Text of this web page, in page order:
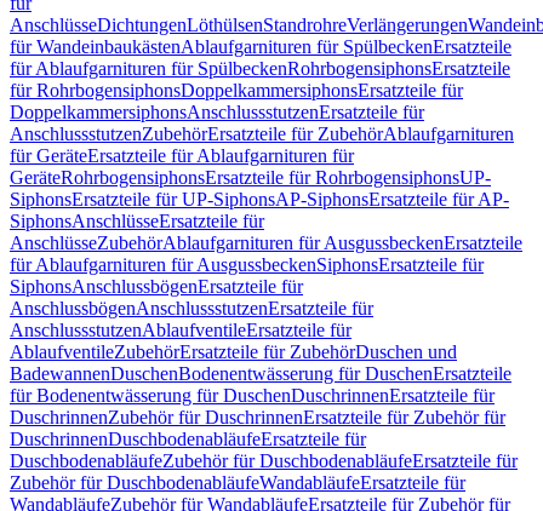
AnschlüsseDichtungenLöthülsenStandrohreVerlängerungen
für WandeinbaukästenAblaufgarnituren für SpülbeckenErsatzteile
für Ablaufgarnituren für SpülbeckenRohrbogensiphonsErsatzteile
für RohrbogensiphonsDoppelkammersiphonsErsatzteile für
DoppelkammersiphonsAnschlussstutzenErsatzteile für
AnschlussstutzenZubehörErsatzteile für ZubehörAblaufgarnituren
für GeräteErsatzteile für Ablaufgarnituren für
GeräteRohrbogensiphonsErsatzteile für RohrbogensiphonsUP-
SiphonsErsatzteile für UP-SiphonsAP-SiphonsErsatzteile für AP-
SiphonsAnschlüsseErsatzteile für
AnschlüsseZubehörAblaufgarnituren für AusgussbeckenErsatzteile
für Ablaufgarnituren für AusgussbeckenSiphonsErsatzteile für
SiphonsAnschlussbögenErsatzteile für
AnschlussbögenAnschlussstutzenErsatzteile für
AnschlussstutzenAblaufventileErsatzteile für
AblaufventileZubehörErsatzteile für ZubehörDuschen und
BadewannenDuschenBodenentwässerung für DuschenErsatzteile
für Bodenentwässerung für DuschenDuschrinnenErsatzteile für
DuschrinnenZubehör für DuschrinnenErsatzteile für Zubehör für
DuschrinnenDuschbodenabläufeErsatzteile für
DuschbodenabläufeZubehör für DuschbodenabläufeErsatzteile für
Zubehör für DuschbodenabläufeWandabläufeErsatzteile für
WandabläufeZubehör für WandabläufeErsatzteile für Zubehör für